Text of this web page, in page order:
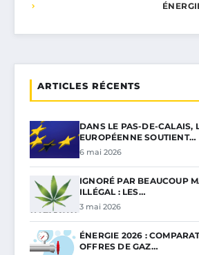
ARTICLES RÉCENTS
DANS LE PAS-DE-CALAIS,
EUROPÉENNE SOUTIENT…
6 mai 2026
IGNORÉ PAR BEAUCOUP
ILLÉGAL : LES…
3 mai 2026
ÉNERGIE 2026 :
OFFRES DE GAZ…